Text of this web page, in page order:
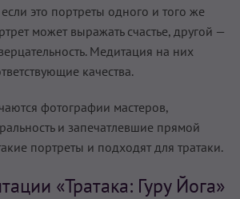
это портреты одного и того же
может выражать счастье, другой —
Медитация на них
качества.
фотографии мастеров,
и запечатлевшие прямой
портреты и подходят для тратаки.
«Тратака: Гуру Йога»